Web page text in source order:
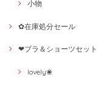
小物
✿在庫処分セール
❤ブラ＆ショーツセット
lovely❀